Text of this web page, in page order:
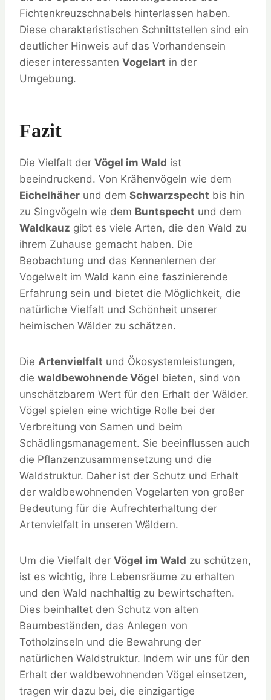
Fichtenkreuzschnabels hinterlassen haben.
Diese charakteristischen Schnittstellen sind ein
deutlicher Hinweis auf das Vorhandensein
dieser interessanten Vogelart in der
Umgebung.
Fazit
Die Vielfalt der Vögel im Wald ist
beeindruckend. Von Krähenvögeln wie dem
Eichelhäher und dem Schwarzspecht bis hin
zu Singvögeln wie dem Buntspecht und dem
Waldkauz gibt es viele Arten, die den Wald zu
ihrem Zuhause gemacht haben. Die
Beobachtung und das Kennenlernen der
Vogelwelt im Wald kann eine faszinierende
Erfahrung sein und bietet die Möglichkeit, die
natürliche Vielfalt und Schönheit unserer
heimischen Wälder zu schätzen.
Die Artenvielfalt und Ökosystemleistungen,
die waldbewohnende Vögel bieten, sind von
unschätzbarem Wert für den Erhalt der Wälder.
Vögel spielen eine wichtige Rolle bei der
Verbreitung von Samen und beim
Schädlingsmanagement. Sie beeinflussen auch
die Pflanzenzusammensetzung und die
Waldstruktur. Daher ist der Schutz und Erhalt
der waldbewohnenden Vogelarten von großer
Bedeutung für die Aufrechterhaltung der
Artenvielfalt in unseren Wäldern.
Um die Vielfalt der Vögel im Wald zu schützen,
ist es wichtig, ihre Lebensräume zu erhalten
und den Wald nachhaltig zu bewirtschaften.
Dies beinhaltet den Schutz von alten
Baumbeständen, das Anlegen von
Totholzinseln und die Bewahrung der
natürlichen Waldstruktur. Indem wir uns für den
Erhalt der waldbewohnenden Vögel einsetzen,
tragen wir dazu bei, die einzigartige